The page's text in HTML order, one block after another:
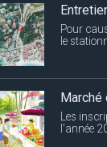
Pour
le
Marché
Les
l’année